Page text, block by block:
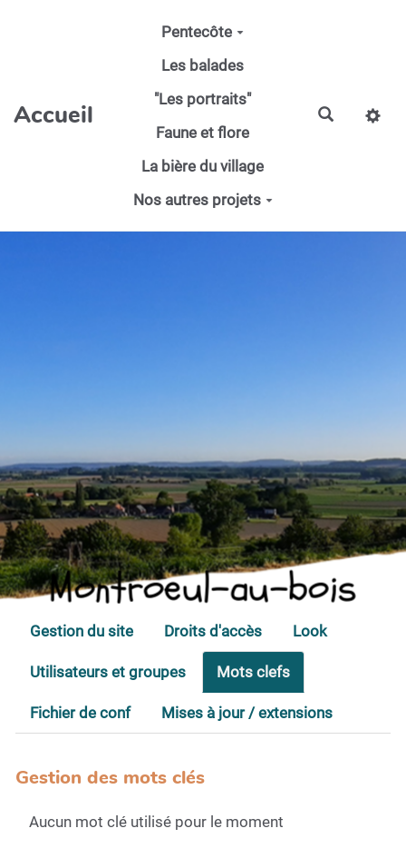
Aller au contenu principal
Accueil
Pentecôte
Les balades
"Les portraits"
Faune et flore
La bière du village
Nos autres projets
Montroeul-au-bois
Gestion du site Droits d'accès Look
Utilisateurs et groupes Mots clefs
Fichier de conf Mises à jour / extensions
Gestion des mots clés
Aucun mot clé utilisé pour le moment